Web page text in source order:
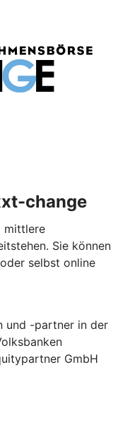
change
mittlere
Sie können
selbst online
und -partner in der
GmbH